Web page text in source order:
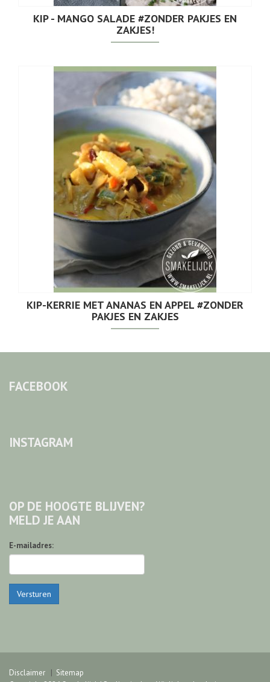
KIP - MANGO SALADE #ZONDER PAKJES EN
ZAKJES!
KIP-KERRIE MET ANANAS EN APPEL #ZONDER
PAKJES EN ZAKJES
FACEBOOK
INSTAGRAM
OP DE HOOGTE BLIJVEN?
MELD JE AAN
E-mailadres:
Versturen
Disclaimer
Sitemap